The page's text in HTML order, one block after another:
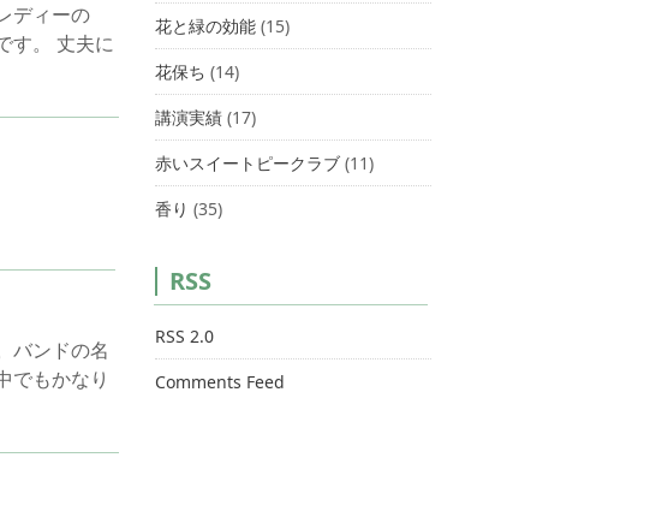
ディーの
す。 丈夫に
バンドの名
でもかなり
花と緑の効能 (15)
花保ち (14)
講演実績 (17)
赤いスイートピークラブ (11)
香り (35)
RSS
RSS 2.0
Comments Feed